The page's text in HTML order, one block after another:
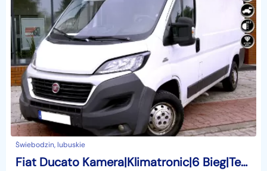
Świebodzin, lubuskie
Fiat Ducato Kamera|Klimatronic|6 Bieg|Tempomat|Bluetooth| Serwis|Zarej.|GWARANCJ